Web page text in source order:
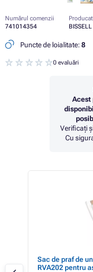
Numărul comenzii
741014354
BISSELL
Puncte de loialitate: 8
0 evaluări
Acest
Verificați
Cu
Sac de praf de
RVA202 pentru